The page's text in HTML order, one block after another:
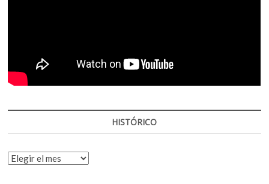
HISTÓRICO
HISTÓRICO